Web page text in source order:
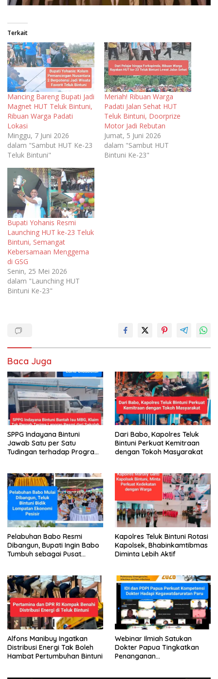
Terkait
Mancing Bareng Bupati Jadi
Magnet HUT Teluk Bintuni,
Ribuan Warga Padati
Lokasi
Minggu, 7 Juni 2026
dalam "Sambut HUT Ke-23
Teluk Bintuni"
Meriah! Ribuan Warga
Padati Jalan Sehat HUT
Teluk Bintuni, Doorprize
Motor Jadi Rebutan
Jumat, 5 Juni 2026
dalam "Sambut HUT
Bintuni Ke-23"
Bupati Yohanis Resmi
Launching HUT ke-23 Teluk
Bintuni, Semangat
Kebersamaan Menggema
di GSG
Senin, 25 Mei 2026
dalam "Launching HUT
Bintuni Ke-23"
Baca Juga
SPPG Indayana Bintuni
Jawab Satu per Satu
Tudingan terhadap Program
Dari Babo, Kapolres Teluk
Bintuni Perkuat Kemitraan
dengan Tokoh Masyarakat
Pelabuhan Babo Resmi
Dibangun, Bupati Ingin Babo
Tumbuh sebagai Pusat
Kapolres Teluk Bintuni Rotasi
Kapolsek, Bhabinkamtibmas
Diminta Lebih Aktif
Alfons Manibuy Ingatkan
Distribusi Energi Tak Boleh
Hambat Pertumbuhan Bintuni
Webinar Ilmiah Satukan
Dokter Papua Tingkatkan
Penanganan